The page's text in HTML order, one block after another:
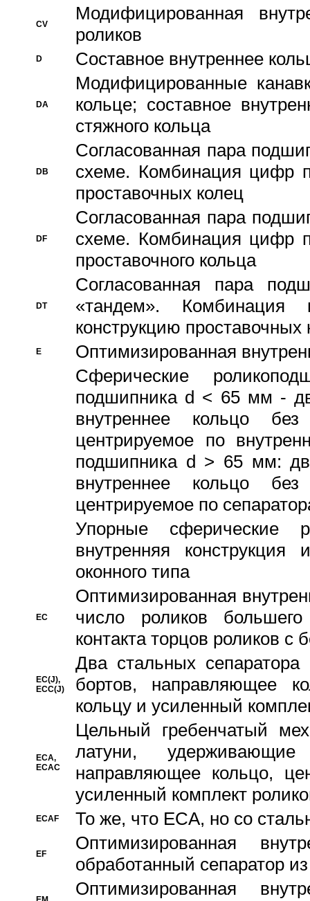
CV
Модифицированная
роликов
D Составное внутреннее
DA
Модифицированные
кольце; составное
стяжного кольца
DB
Согласованная пара
схеме. Комбинация цифр
проставочных колец
DF
Согласованная пара
схеме. Комбинация цифр
проставочного кольца
DT
Согласованная пара
«тандем».
конструкцию проставочных
E
Оптимизированная
Сферические
подшипника d < 65 мм -
внутреннее кольцо
центрируемое по
подшипника d > 65 мм:
внутреннее кольцо
центрируемое по
Упорные сферические
внутренняя
оконного типа
EC
Oптимизированная
число роликов
контакта торцов роликов с
EC(J),
ECC(J)
Два стальных сепаратора
бортов, направляющее
кольцу и усиленный
ECA,
ECAC
Цельный гребенчатый
латуни,
направляющее кольцо,
усиленный комплект
ECAF То же, что ECA, но со
EF
Оптимизированная
обработанный сепаратор
Оптимизированная